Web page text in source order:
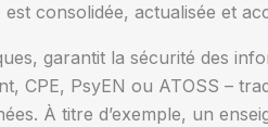
consolidée, actualisée et
garantit la sécurité des
CPE, PsyEN ou ATOSS –
À titre d’exemple, un